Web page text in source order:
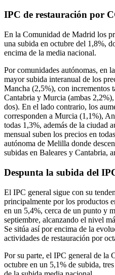
IPC de restauración por
En la Comunidad de Madrid los
una subida en octubre del 1,8%,
encima de la media nacional.
Por comunidades autónomas, en
mayor subida interanual de los
Mancha (2,5%), con incrementos
Cantabria y Murcia (ambas
dos). En el lado contrario, los
corresponden a Murcia (1,1%),
todas 1,3%, además de la ciudad
mensual suben los precios en
autónoma de Melilla donde
subidas en Baleares y Cantabria,
Despunta la subida del
El IPC general sigue con su
principalmente por los productos
en un 5,4%, cerca de un punto y
septiembre, alcanzando el nivel
Se sitúa así por encima de la
actividades de restauración por
Por su parte, el IPC general de la
octubre en un 5,1% de subida,